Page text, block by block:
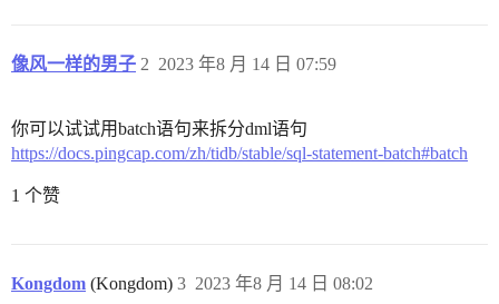
像风一样的男子 2023 年8 月 14 日 07:59
2
你可以试试用batch语句来拆分dml语句
https://docs.pingcap.com/zh/tidb/stable/sql-statement-batch#batch
1 个赞
Kongdom (Kongdom) 2023 年8 月 14 日 08:02
3